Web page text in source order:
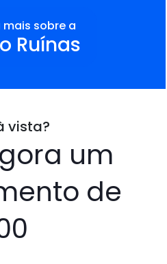
sobre a
Ruínas
vista?
um
de